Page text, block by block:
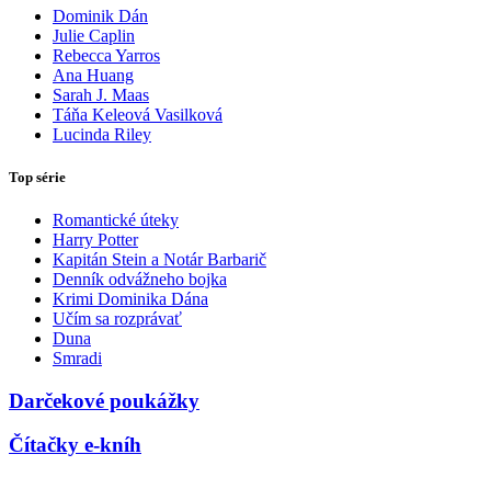
Dominik Dán
Julie Caplin
Rebecca Yarros
Ana Huang
Sarah J. Maas
Táňa Keleová Vasilková
Lucinda Riley
Top série
Romantické úteky
Harry Potter
Kapitán Stein a Notár Barbarič
Denník odvážneho bojka
Krimi Dominika Dána
Učím sa rozprávať
Duna
Smradi
Darčekové poukážky
Čítačky e-kníh